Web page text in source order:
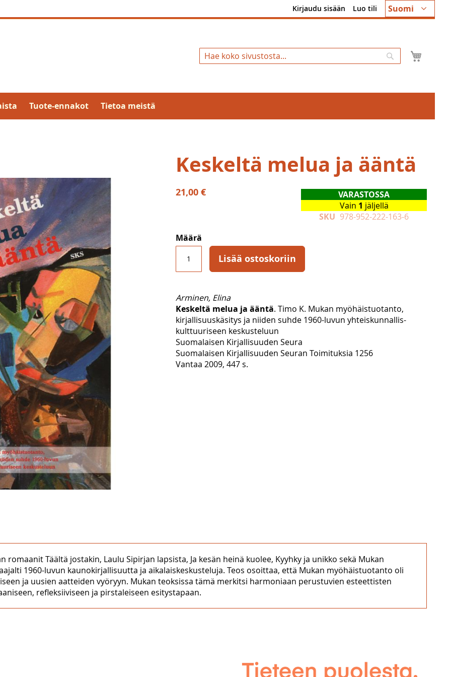
Kieli
Suomi
Kirjaudu sisään Luo tili
Hae
Tuote-ennakot Tietoa meistä
Keskeltä melua ja ääntä
21,00 €
VARASTOSSA
Vain 1 jäljellä
SKU 978-952-222-163-6
Määrä
Lisää ostoskoriin
Arminen, Elina
Keskeltä melua ja ääntä. Timo K. Mukan myöhäistuotanto,
kirjallisuuskäsitys ja niiden suhde 1960-luvun yhteiskunnallis-
kulttuuriseen keskusteluun
Suomalaisen Kirjallisuuden Seura
Suomalaisen Kirjallisuuden Seuran Toimituksia 1256
Vantaa 2009, 447 s.
Täältä jostakin, Laulu Sipirjan lapsista, Ja kesän heinä kuolee, Kyyhky ja unikko sekä Mukan
1960-luvun kaunokirjallisuutta ja aikalaiskeskusteluja. Teos osoittaa, että Mukan myöhäistuotanto oli
ja uusien aatteiden vyöryyn. Mukan teoksissa tämä merkitsi harmoniaan perustuvien esteettisten
refleksiiviseen ja pirstaleiseen esitystapaan.